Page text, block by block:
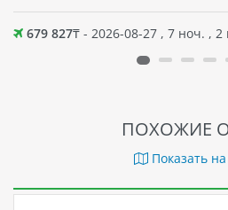
679 827₸ - 2026-08-27 , 7 ноч. , 2
ПОХОЖИЕ
Показать на